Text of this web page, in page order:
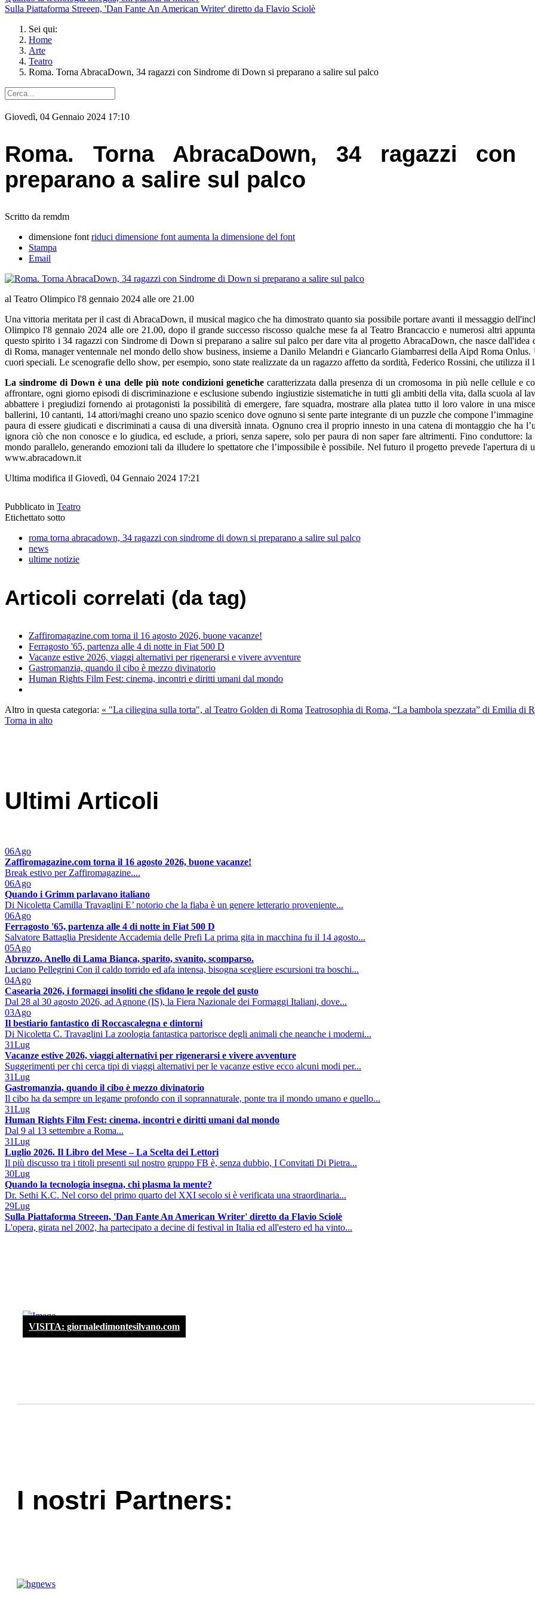
Sulla Piattaforma Streeen, 'Dan Fante An American Writer' diretto da Flavio Sciolè
Sei qui:
Home
Arte
Teatro
Roma. Torna AbracaDown, 34 ragazzi con Sindrome di Down si preparano a salire sul palco
Giovedì, 04 Gennaio 2024 17:10
Roma. Torna AbracaDown, 34 ragazzi
preparano a salire sul palco
Scritto da remdm
dimensione font riduci dimensione font aumenta la dimensione del font
Stampa
Email
al Teatro Olimpico l'8 gennaio 2024 alle ore 21.00
Una vittoria meritata per il cast di AbracaDown, il musical magico che ha dimostrato quanto sia possibile portare avanti il messaggio
Olimpico l'8 gennaio 2024 alle ore 21.00, dopo il grande successo riscosso qualche mese fa al Teatro Brancaccio e numerosi altri
questo spirito i 34 ragazzi con Sindrome di Down si preparano a salire sul palco per dare vita al progetto AbracaDown, che nasce
di Roma, manager ventennale nel mondo dello show business, insieme a Danilo Melandri e Giancarlo Giambarresi della Aipd Roma
cuori speciali. Le scenografie dello show, per esempio, sono state realizzate da un ragazzo affetto da sordità, Federico Rossini, che utilizza il
La sindrome di Down è una delle più note condizioni genetichecaratterizzata dalla presenza di un cromosoma in più nelle cellule e
affrontare, ogni giorno episodi di discriminazione e esclusione subendo ingiustizie sistematiche in tutti gli ambiti della vita, dalla scuola al
abbattere i pregiudizi fornendo ai protagonisti la possibilità di emergere, fare squadra, mostrare alla platea tutto il loro valore in una
ballerini, 10 cantanti, 14 attori/maghi creano uno spazio scenico dove ognuno si sente parte integrante di un puzzle che compone
paura di essere giudicati e discriminati a causa di una diversità innata. Ognuno crea il proprio innesto in una catena di montaggio che ha
ignora ciò che non conosce e lo giudica, ed esclude, a priori, senza sapere, solo per paura di non saper fare altrimenti. Fino conduttore:
mondo parallelo, generando emozioni tali da illudere lo spettatore che l’impossibile è possibile. Nel futuro il progetto prevede l'apertura
www.abracadown.it
Ultima modifica il Giovedì, 04 Gennaio 2024 17:21
Pubblicato in Teatro
Etichettato sotto
roma torna abracadown, 34 ragazzi con sindrome di down si preparano a salire sul palco
news
ultime notizie
Articoli correlati (da tag)
Zaffiromagazine.com torna il 16 agosto 2026, buone vacanze!
Ferragosto '65, partenza alle 4 di notte in Fiat 500 D
Vacanze estive 2026, viaggi alternativi per rigenerarsi e vivere avventure
Gastromanzia, quando il cibo è mezzo divinatorio
Human Rights Film Fest: cinema, incontri e diritti umani dal mondo
Altro in questa categoria: « "La ciliegina sulla torta", al Teatro Golden di Roma Teatrosophia di Roma, “La bambola spezzata” di Emilia di
Torna in alto
Ultimi Articoli
06Ago
Zaffiromagazine.com torna il 16 agosto 2026, buone vacanze!
Break estivo per Zaffiromagazine....
06Ago
Quando i Grimm parlavano italiano
Di Nicoletta Camilla Travaglini E’ notorio che la fiaba è un genere letterario proveniente...
06Ago
Ferragosto '65, partenza alle 4 di notte in Fiat 500 D
Salvatore Battaglia Presidente Accademia delle Prefi La prima gita in macchina fu il 14 agosto...
05Ago
Abruzzo. Anello di Lama Bianca, sparito, svanito, scomparso.
Luciano Pellegrini Con il caldo torrido ed afa intensa, bisogna scegliere escursioni tra boschi...
04Ago
Casearia 2026, i formaggi insoliti che sfidano le regole del gusto
Dal 28 al 30 agosto 2026, ad Agnone (IS), la Fiera Nazionale dei Formaggi Italiani, dove...
03Ago
Il bestiario fantastico di Roccascalegna e dintorni
Di Nicoletta C. Travaglini La zoologia fantastica partorisce degli animali che neanche i moderni...
31Lug
Vacanze estive 2026, viaggi alternativi per rigenerarsi e vivere avventure
Suggerimenti per chi cerca tipi di viaggi alternativi per le vacanze estive ecco alcuni modi per...
31Lug
Gastromanzia, quando il cibo è mezzo divinatorio
Il cibo ha da sempre un legame profondo con il soprannaturale, ponte tra il mondo umano e quello...
31Lug
Human Rights Film Fest: cinema, incontri e diritti umani dal mondo
Dal 9 al 13 settembre a Roma...
31Lug
Luglio 2026. Il Libro del Mese – La Scelta dei Lettori
Il più discusso tra i titoli presenti sul nostro gruppo FB è, senza dubbio, I Convitati Di Pietra...
30Lug
Quando la tecnologia insegna, chi plasma la mente?
Dr. Sethi K.C. Nel corso del primo quarto del XXI secolo si è verificata una straordinaria...
29Lug
Sulla Piattaforma Streeen, 'Dan Fante An American Writer' diretto da Flavio Sciolè
L'opera, girata nel 2002, ha partecipato a decine di festival in Italia ed all'estero ed ha vinto...
VISITA: giornaledimontesilvano.com
I nostri Partners: